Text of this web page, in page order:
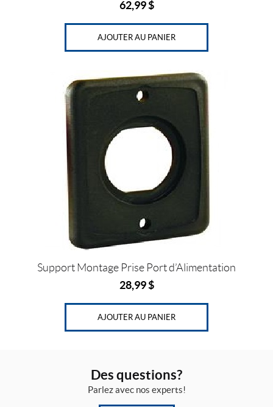
62,99$
AJOUTER AU PANIER
Support Montage Prise Port d’Alimentation
28,99$
AJOUTER AU PANIER
Des questions?
Parlez avec nos experts!